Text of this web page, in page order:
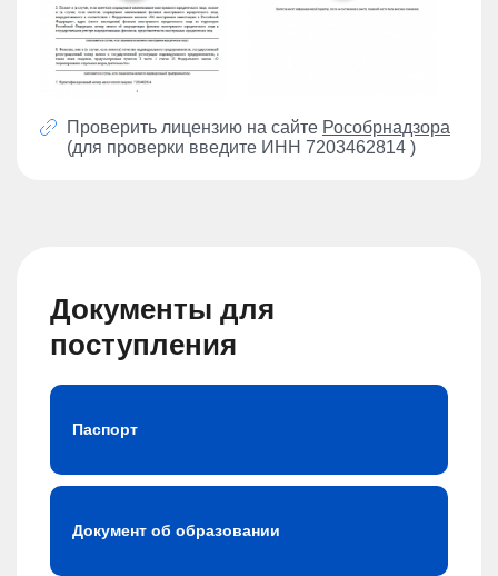
Проверить лицензию на сайте Рособрнадзора
(для проверки введите ИНН 7203462814 )
Документы для
поступления
Паспорт
Документ об образовании